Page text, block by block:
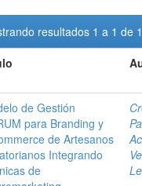
resultados 1 a 1 de 1
de Gestión
para Branding y
de Artesanos
Integrando
de